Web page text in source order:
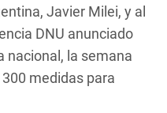
Javier Milei, y al
DNU anunciado
nacional, la semana
medidas para